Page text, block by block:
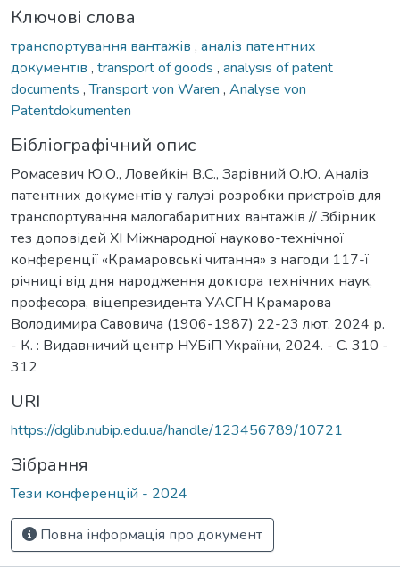
Ключові слова
транспортування вантажів , аналіз патентних
документів , transport of goods , analysis of patent
documents ,Transport von Waren , Analyse von
Patentdokumenten
Бібліографічний опис
Ромасевич Ю.О., Ловейкін В.С., Зарівний О.Ю. Аналіз
патентних документів у галузі розробки пристроїв для
транспортування малогабаритних вантажів // Збірник
тез доповідей ХI Міжнародної науково-технічної
конференції «Крамаровські читання» з нагоди 117-ї
річниці від дня народження доктора технічних наук,
професора, віцепрезидента УАСГН Крамарова
Володимира Савовича (1906-1987) 22-23 лют. 2024 р.
- К. : Видавничий центр НУБіП України, 2024. - С. 310 -
312
URI
https://dglib.nubip.edu.ua/handle/123456789/10721
Зібрання
Тези конференцій - 2024
Повна інформація про документ